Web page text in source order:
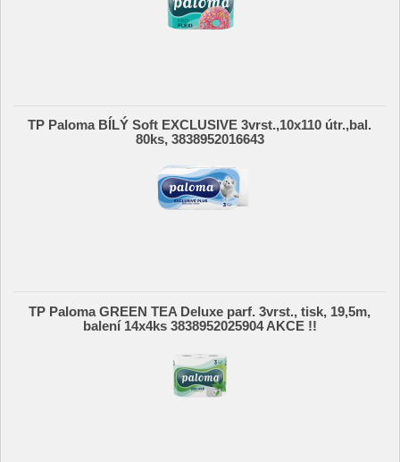
TP Paloma BÍLÝ Soft EXCLUSIVE 3vrst.,10x110 útr.,bal.
80ks, 3838952016643
TP Paloma GREEN TEA Deluxe parf. 3vrst., tisk, 19,5m,
balení 14x4ks 3838952025904 AKCE !!